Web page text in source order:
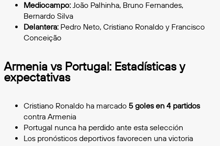
Mediocampo: João Palhinha, Bruno Fernandes,
Bernardo Silva
Delantera: Pedro Neto, Cristiano Ronaldo y Francisco
Conceição
Armenia vs Portugal: Estadísticas y
expectativas
Cristiano Ronaldo ha marcado 5 goles en 4 partidos
contra Armenia
Portugal nunca ha perdido ante esta selección
Los pronósticos deportivos favorecen una victoria